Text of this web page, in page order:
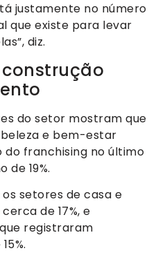
justamente no número
que existe para levar
diz.
construção
do setor mostram que
e bem-estar
franchising no último
de 19%.
setores de casa e
de 17%, e
registraram